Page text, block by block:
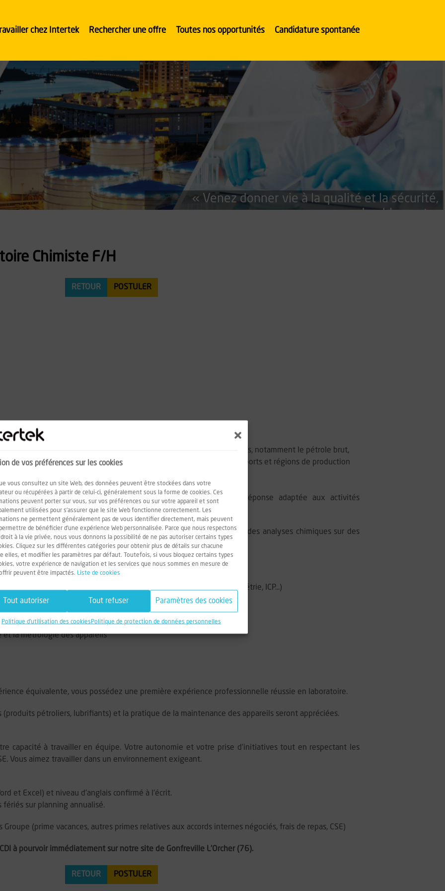
de vos préférences sur les cookies
vous consultez un site Web, des données peuvent être stockées dans votre
ou récupérées à partir de celui-ci, généralement sous la forme de cookies. Ces
peuvent porter sur vous, sur vos préférences ou sur votre appareil et sont
utilisées pour s'assurer que le site Web fonctionne correctement. Les
ne permettent généralement pas de vous identifier directement, mais peuvent
de bénéficier d'une expérience Web personnalisée. Parce que nous respectons
à la vie privée, nous vous donnons la possibilité de ne pas autoriser certains types
Cliquez sur les différentes catégories pour obtenir plus de détails sur chacune
elles, et modifier les paramètres par défaut. Toutefois, si vous bloquez certains types
votre expérience de navigation et les services que nous sommes en mesure de
peuvent être impactés. Liste de cookies
Tout autoriser Tout refuser Paramètres des cookies
Politique d'utilisation des cookies Politique de protection de données personnelles
chez Intertek Rechercher une offre Toutes nos opportunités Candidature spontanée
« Venez donner vie à la qualité et la sécurité,
durablement »
Chimiste F/H
RETOUR POSTULER
durablement.
inspecte et teste les cargaisons de marchandises en vrac de ses clients, notamment le pétrole brut,
de nombreux autres produits. Nous intervenons dans les principaux ports et régions de production
L'Orcher, fonctionnant 24h/24 365j/an permet de fournir une réponse adaptée aux activités
des acteurs de la chaîne de distribution.
et en intégrant une équipe à taille humaine vous serez en charge des analyses chimiques sur des
lubrifiants.
:
et chimiques (distillation, densité, chromatographie, spectrométrie, ICP...)
analyses
les étalonnages, vérifications ou contrôles prévus
et la métrologie des appareils
équivalente, vous possédez une première expérience professionnelle réussie en laboratoire.
(produits pétroliers, lubrifiants) et la pratique de la maintenance des appareils seront appréciées.
capacité à travailler en équipe. Votre autonomie et votre prise d'initiatives tout en respectant les
Vous aimez travailler dans un environnement exigeant.
et Excel) et niveau d'anglais confirmé à l'écrit.
fériés sur planning annualisé.
(prime vacances, autres primes relatives aux accords internes négociés, frais de repas, CSE)
à pourvoir immédiatement sur notre site de Gonfreville L'Orcher (76).
RETOUR POSTULER